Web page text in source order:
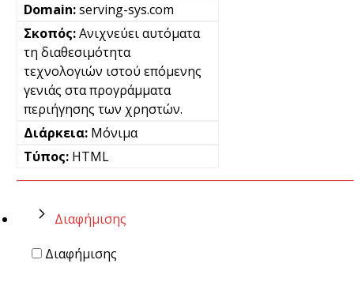
serving-sys.com
Ανιχνεύει αυτόματα
τη διαθεσιμότητα
τεχνολογιών ιστού επόμενης
γενιάς στα προγράμματα
περιήγησης των χρηστών.
Μόνιμα
HTML
Διαφήμισης
Διαφήμισης